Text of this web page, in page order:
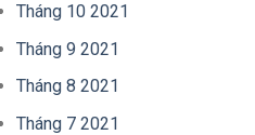
Tháng 10 2021
Tháng 9 2021
Tháng 8 2021
Tháng 7 2021